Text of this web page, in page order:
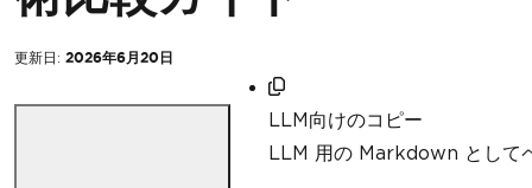
更新日: 2026年6月20日
LLM向けのコピー
LLM 用の Markdown として